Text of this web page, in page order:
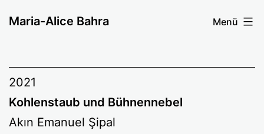
Inhalt
Maria-Alice Bahra Menü
2021
Kohlenstaub und Bühnennebel
Akın Emanuel Şipal